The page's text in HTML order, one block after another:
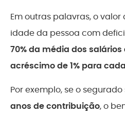
Em outras palavras, o
idade da pessoa com
70% da média dos
acréscimo de 1% para
Por exemplo, se o
anos de contribuição, o